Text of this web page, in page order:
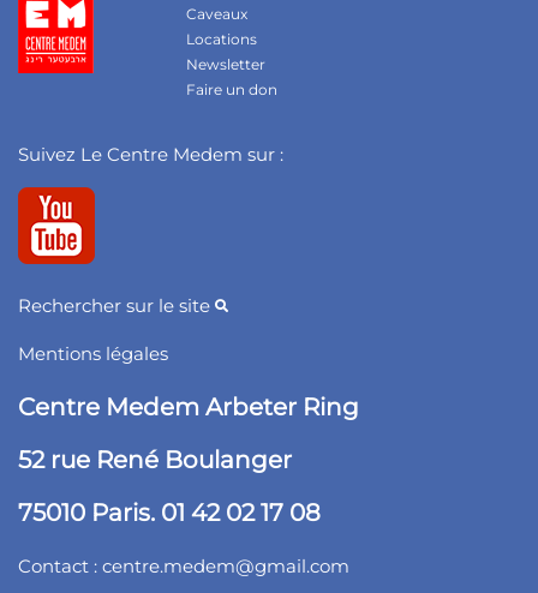
Caveaux
Locations
Newsletter
Faire un don
Suivez Le Centre Medem sur :
Rechercher sur le site
Mentions légales
Centre Medem Arbeter Ring
52 rue René Boulanger
75010 Paris. 01 42 02 17 08
Contact : centre.medem@gmail.com